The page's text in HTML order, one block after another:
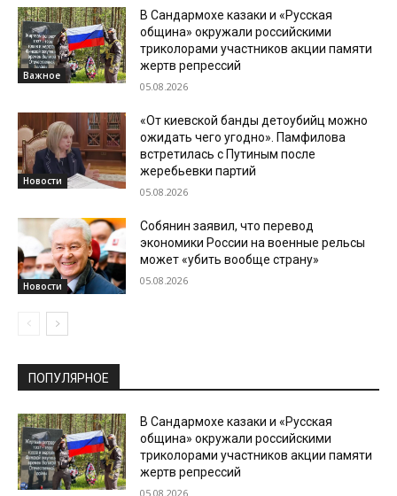
Важное
В Сандармохе казаки и «Русская
община» окружали российскими
триколорами участников акции памяти
жертв репрессий
05.08.2026
Новости
«От киевской банды детоубийц можно
ожидать чего угодно». Памфилова
встретилась с Путиным после
жеребьевки партий
05.08.2026
Новости
Собянин заявил, что перевод
экономики России на военные рельсы
может «убить вообще страну»
05.08.2026
ПОПУЛЯРНОЕ
В Сандармохе казаки и «Русская
община» окружали российскими
триколорами участников акции памяти
жертв репрессий
05.08.2026